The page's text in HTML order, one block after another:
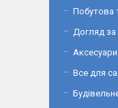
Побутова
Догляд за
Все для